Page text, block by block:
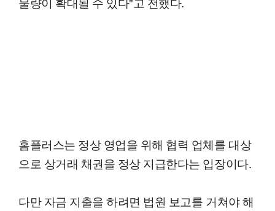
홈플러스는 정상 영업을 위해 협력 업체를 대상
으로 상거래 채권을 정상 지급한다는 입장이다.
다만 자금 지출을 하려면 법원 보고를 거쳐야 해